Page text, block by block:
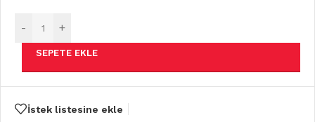
- +
SEPETE EKLE
İstek listesine ekle